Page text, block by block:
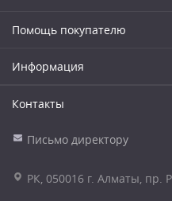
Помощь покупателю
Информация
Контакты
Письмо директору
РК, 050016 г. Алматы, пр.